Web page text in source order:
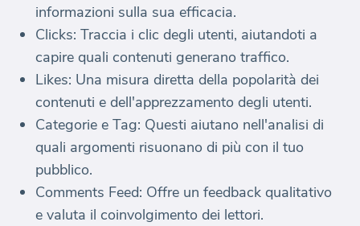
informazioni sulla sua efficacia.
Clicks: Traccia i clic degli utenti, aiutandoti a
capire quali contenuti generano traffico.
Likes: Una misura diretta della popolarità dei
contenuti e dell'apprezzamento degli utenti.
Categorie e Tag: Questi aiutano nell'analisi di
quali argomenti risuonano di più con il tuo
pubblico.
Comments Feed: Offre un feedback qualitativo
e valuta il coinvolgimento dei lettori.